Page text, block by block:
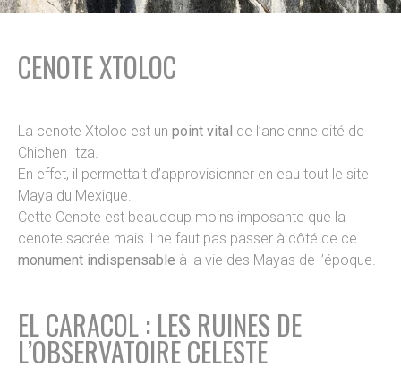
CENOTE XTOLOC
La cenote Xtoloc est un point vital de l’ancienne cité de
Chichen Itza.
En effet, il permettait d’approvisionner en eau tout le site
Maya du Mexique.
Cette Cenote est beaucoup moins imposante que la
cenote sacrée mais il ne faut pas passer à côté de ce
monument indispensable à la vie des Mayas de l’époque.
EL CARACOL : LES RUINES DE
L’OBSERVATOIRE CELESTE